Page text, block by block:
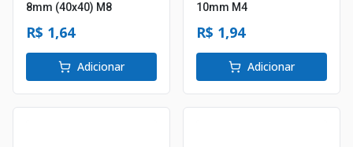
8mm (40x40) M8
R$ 1,64
Adicionar
10mm M4
R$ 1,94
Adicionar